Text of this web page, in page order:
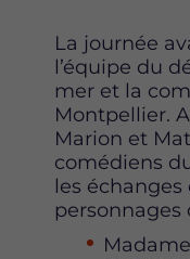
La journée
l’équipe du
mer et la
Montpellier.
Marion et
comédiens
les échanges